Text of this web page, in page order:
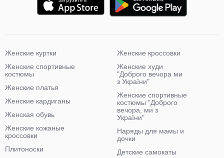
Женские куртки
Женские спортивные
костюмы
Женские платья
Женские кардиганы
Женская обувь
Женские кожаные
кроссовки
Плитоноски
Женские кроссовки
Женские худи
"Доброго вечора ми
з України"
Женские спортивные
костюмы "Доброго
вечора, ми з
України"
Наряды для мамы и
дочки
Детские самокаты